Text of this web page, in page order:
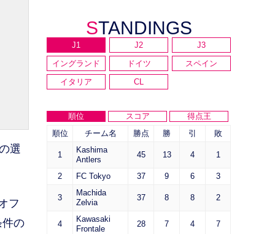
選
フ
件の
STANDINGS
J1 J2
J3
イングランド
ドイツ
スペイン
イタリア
CL
順位 スコア
得点王
順位
チーム名 勝点 勝 引 敗
1
Kashima
Antlers
45 13 4 1
2 FC Tokyo 37 9 6 3
3
Machida
Zelvia
37 8 8 2
4
Kawasaki
Frontale
28 7 4 7